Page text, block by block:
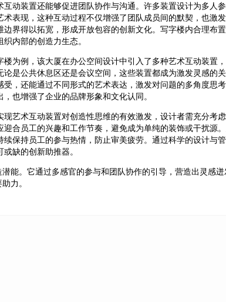
互动装置还能够促进团队协作与沟通。许多装置设计为多人
术表现，这种互动过程不仅增强了团队成员间的默契，也激
边界得以拓宽，形成开放包容的创新文化。写字楼内合理布
织内部的创造力生态。
楼为例，该大厦在办公空间设计中引入了多种艺术互动装置
论是公共休息区还是会议空间，这些装置都成为激发灵感的
受，还能通过不同形式的艺术表达，激发对问题的多角度思
，也增强了企业的品牌形象和文化认同。
现艺术互动装置对创造性思维的有效激发，设计者需充分考
迎合员工的兴趣和工作节奏，避免成为单纯的装饰或干扰源
续保持员工的参与热情，防止审美疲劳。通过科学的设计与
或缺的创新助推器。
能。它通过多感官的参与和团队协作的引导，营造出灵感
力。